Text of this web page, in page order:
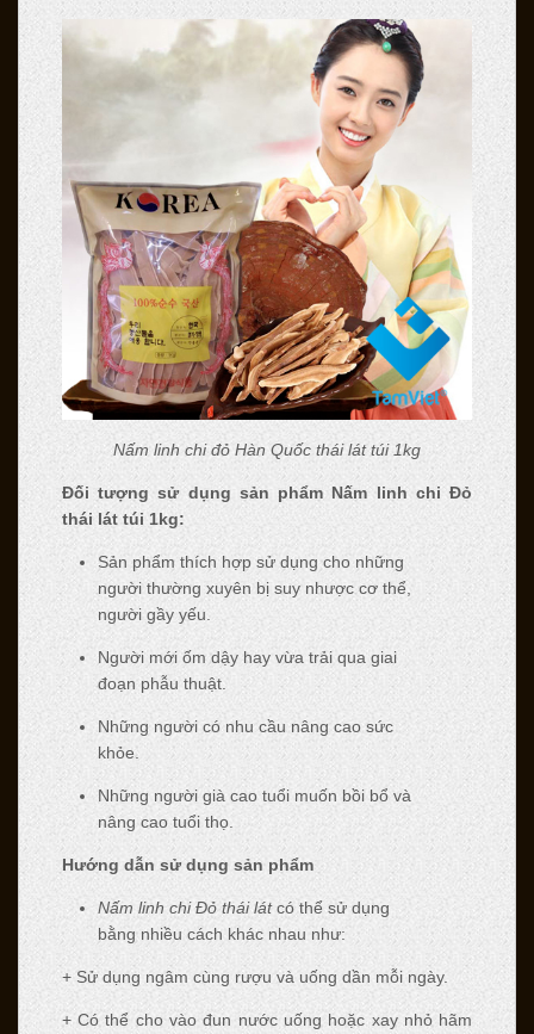
Nấm linh chi đỏ Hàn Quốc thái lát túi 1kg
Đối tượng sử dụng sản phẩm Nấm linh chi Đỏ
thái lát túi 1kg:
Sản phẩm thích hợp sử dụng cho những
người thường xuyên bị suy nhược cơ thể,
người gầy yếu.
Người mới ốm dậy hay vừa trải qua giai
đoạn phẫu thuật.
Những người có nhu cầu nâng cao sức
khỏe.
Những người già cao tuổi muốn bồi bổ và
nâng cao tuổi thọ.
Hướng dẫn sử dụng sản phẩm
Nấm linh chi Đỏ thái látcó thể sử dụng
bằng nhiều cách khác nhau như:
+ Sử dụng ngâm cùng rượu và uống dần mỗi ngày.
+ Có thể cho vào đun nước uống hoặc xay nhỏ hãm